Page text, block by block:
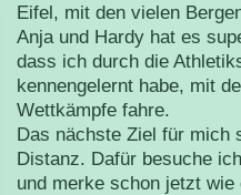
Eifel, mit den vielen
Anja und Hardy hat es
dass ich durch die
kennengelernt habe, mit
Wettkämpfe fahre.
Das nächste Ziel für mich
Distanz. Dafür besuche
und merke schon jetzt